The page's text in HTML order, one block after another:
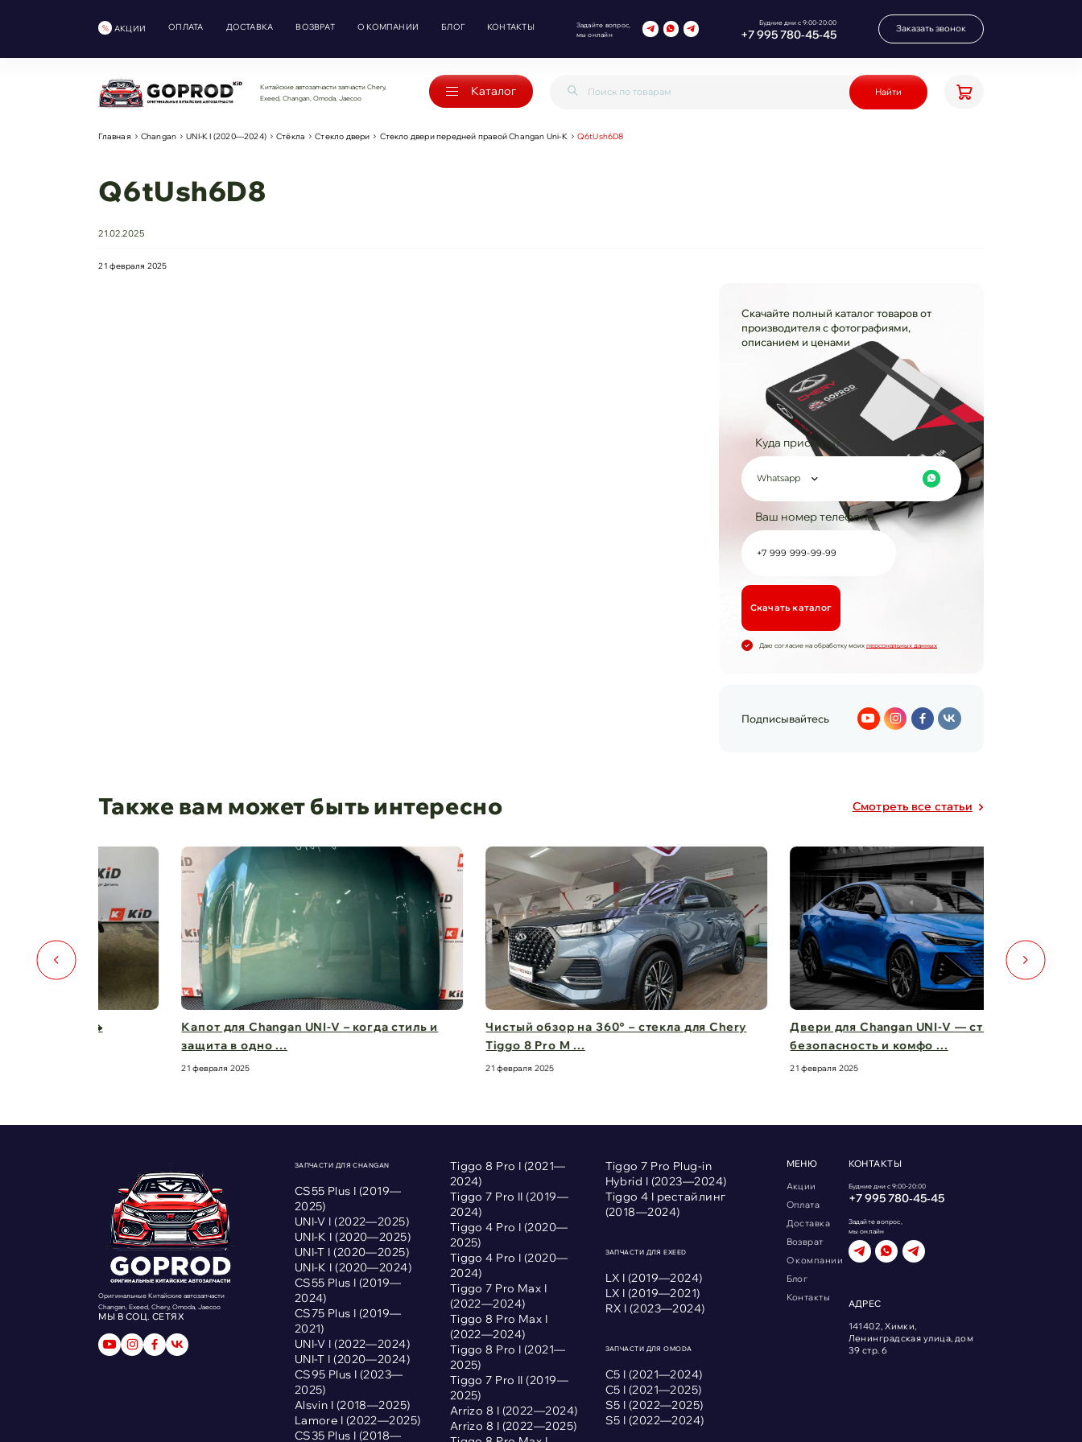
АКЦИИ ОПЛАТА ДОСТАВКА ВОЗВРАТ О КОМПАНИИ БЛОГ КОНТАКТЫ
Задайте вопрос,
мы онлайн
Будние дни с 9:00-20:00
+7 995 780‑45‑45 Заказать звонок
Китайские автозапчасти запчасти Chery,
Exeed, Changan, Omoda, Jaecoo
Каталог Найти
Главная Changan UNI-K I (2020—2024) Стёкла Стекло двери Стекло двери передней правой Changan Uni-K Q6tUsh6D8
Q6tUsh6D8
21.02.2025
21 февраля 2025
Скачайте полный каталог товаров от
производителя с фотографиями,
описанием и ценами
Куда прислать?
Whatsapp
Ваш номер телефона
Cкачать каталог
Даю согласие на обработку моих персональных данных
Подписывайтесь
Также вам может быть интересно Cмотреть все статьи
Капот для Changan UNI-V – когда стиль и
защита в одно ...
Чистый обзор на 360° – стекла для Chery
Tiggo 8 Pro M ...
Двери для Changan UNI-V — стиль,
безопасность и комфо ...
Оригинальные Китайские автозапчасти
Changan, Exeed, Chery, Omoda, Jaecoo
МЫ В СОЦ. СЕТЯХ
ЗАПЧАСТИ ДЛЯ CHANGAN
CS55 Plus I (2019—
2025)
UNI-V I (2022—2025)
UNI-K I (2020—2025)
UNI-T I (2020—2025)
UNI-K I (2020—2024)
CS55 Plus I (2019—
2024)
CS75 Plus I (2019—
2021)
UNI-V I (2022—2024)
UNI-T I (2020—2024)
CS95 Plus I (2023—
2025)
Alsvin I (2018—2025)
Lamore I (2022—2025)
CS35 Plus I (2018—
Tiggo 8 Pro I (2021—
2024)
Tiggo 7 Pro II (2019—
2024)
Tiggo 4 Pro I (2020—
2025)
Tiggo 4 Pro I (2020—
2024)
Tiggo 7 Pro Max I
(2022—2024)
Tiggo 8 Pro Max I
(2022—2024)
Tiggo 8 Pro I (2021—
2025)
Tiggo 7 Pro II (2019—
2025)
Arrizo 8 I (2022—2024)
Arrizo 8 I (2022—2025)
Tiggo 7 Pro Plug-in
Hybrid I (2023—2024)
Tiggo 4 I рестайлинг
(2018—2024)
ЗАПЧАСТИ ДЛЯ EXEED
LX I (2019—2024)
LX I (2019—2021)
RX I (2023—2024)
ЗАПЧАСТИ ДЛЯ OMODA
С5 I (2021—2024)
С5 I (2021—2025)
S5 I (2022—2025)
S5 I (2022—2024)
МЕНЮ
Акции
Оплата
Доставка
Возврат
О компании
Блог
Контакты
КОНТАКТЫ
Будние дни с 9:00-20:00
+7 995 780‑45‑45
Задайте вопрос,
мы онлайн
АДРЕС
141402, Химки,
Ленинградская улица, дом
39 стр. 6